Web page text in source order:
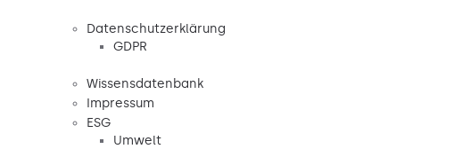
Datenschutzerklärung
GDPR
Wissensdatenbank
Impressum
ESG
Umwelt